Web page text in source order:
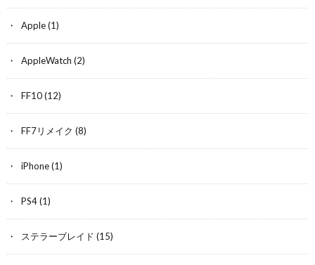
Apple(1)
AppleWatch (2)
FF10(12)
FF7リメイク (8)
iPhone(1)
PS4(1)
ステラーブレイド (15)